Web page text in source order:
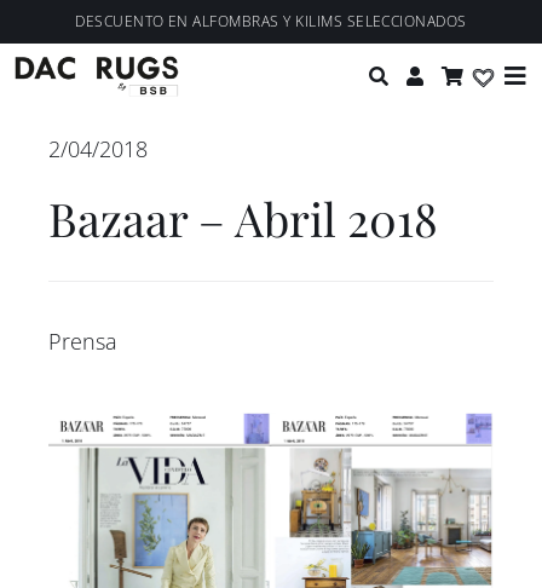
contenido
al
DESCUENTO EN ALFOMBRAS Y KILIMS SELECCIONADOS
Personalización
Nosotros
ES
2/04/2018
Bazaar – Abril 2018
Prensa